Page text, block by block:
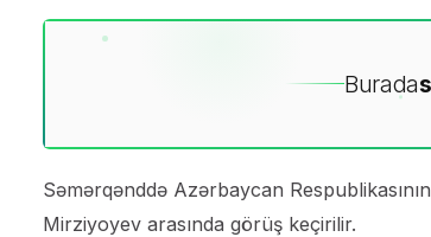
Burada
Səmərqənddə Azərbaycan
Mirziyoyev arasında görüş keçirilir.